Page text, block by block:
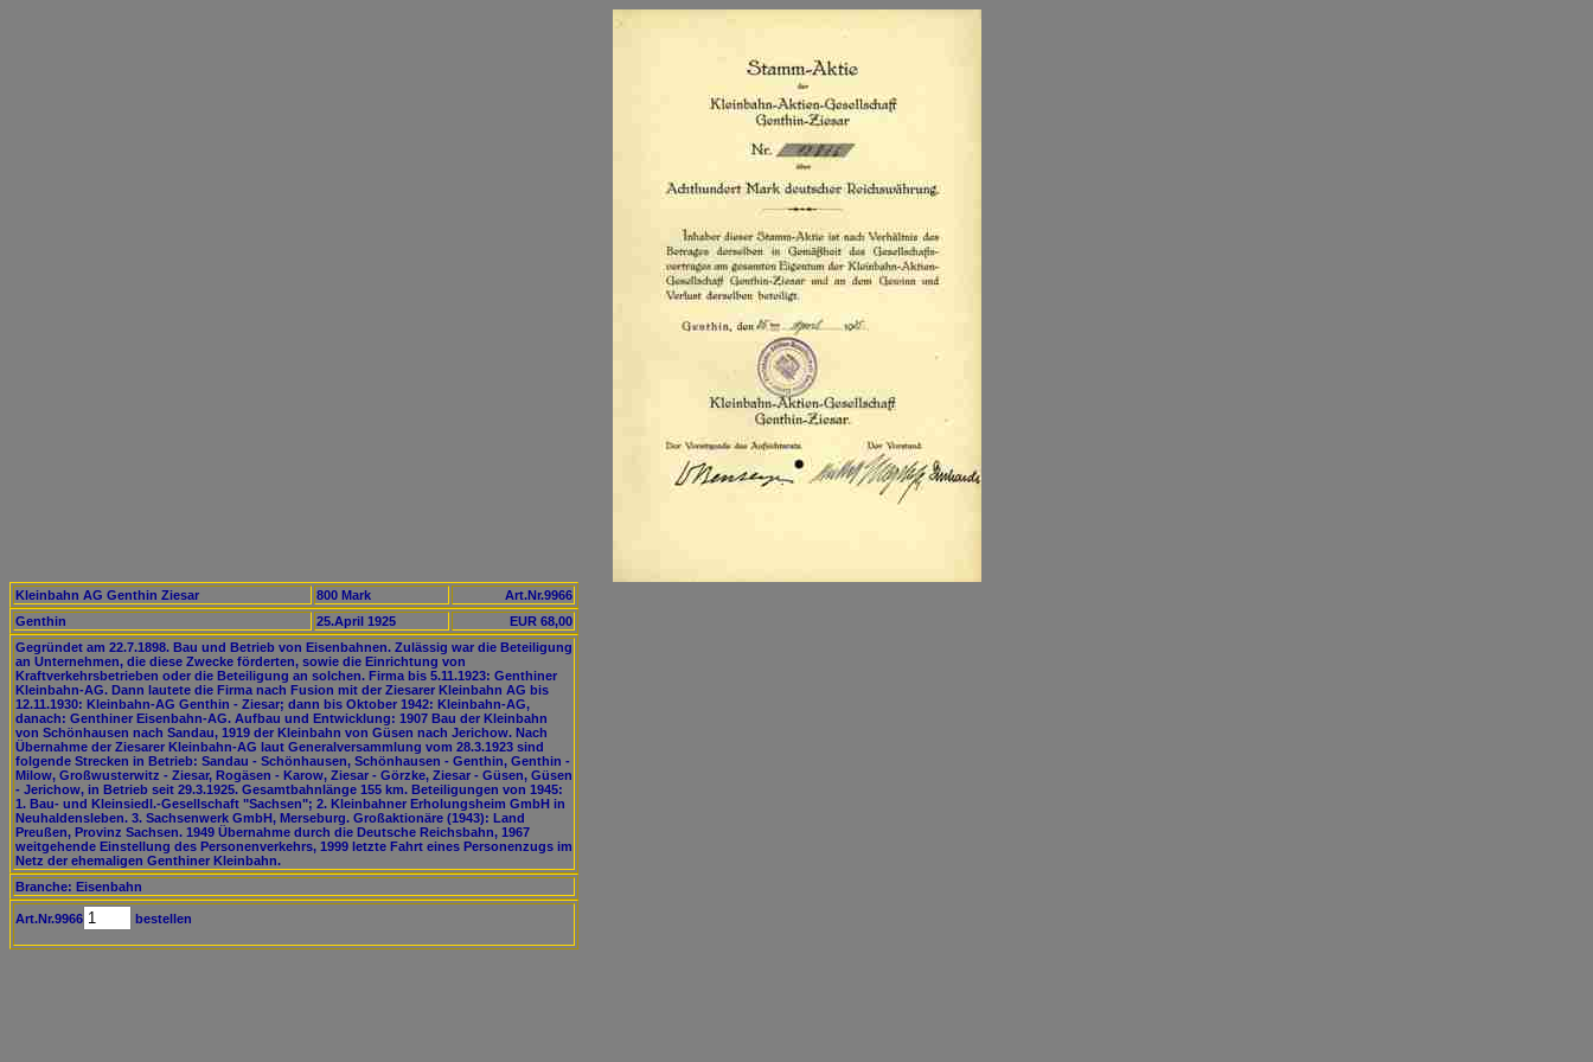
Kleinbahn AG Genthin Ziesar 800 Mark
Art.Nr.9966
Genthin
25.April 1925
EUR 68,00
Gegründet am 22.7.1898. Bau und Betrieb von Eisenbahnen. Zulässig war die Beteiligung
an Unternehmen, die diese Zwecke förderten, sowie die Einrichtung von
Kraftverkehrsbetrieben oder die Beteiligung an solchen. Firma bis 5.11.1923: Genthiner
Kleinbahn-AG. Dann lautete die Firma nach Fusion mit der Ziesarer Kleinbahn AG bis
12.11.1930: Kleinbahn-AG Genthin - Ziesar; dann bis Oktober 1942: Kleinbahn-AG,
danach: Genthiner Eisenbahn-AG. Aufbau und Entwicklung: 1907 Bau der Kleinbahn
von Schönhausen nach Sandau, 1919 der Kleinbahn von Güsen nach Jerichow. Nach
Übernahme der Ziesarer Kleinbahn-AG laut Generalversammlung vom 28.3.1923 sind
folgende Strecken in Betrieb: Sandau - Schönhausen, Schönhausen - Genthin, Genthin -
Milow, Großwusterwitz - Ziesar, Rogäsen - Karow, Ziesar - Görzke, Ziesar - Güsen, Güsen
- Jerichow, in Betrieb seit 29.3.1925. Gesamtbahnlänge 155 km. Beteiligungen von 1945:
1. Bau- und Kleinsiedl.-Gesellschaft "Sachsen"; 2. Kleinbahner Erholungsheim GmbH in
Neuhaldensleben. 3. Sachsenwerk GmbH, Merseburg. Großaktionäre (1943): Land
Preußen, Provinz Sachsen. 1949 Übernahme durch die Deutsche Reichsbahn, 1967
weitgehende Einstellung des Personenverkehrs, 1999 letzte Fahrt eines Personenzugs im
Netz der ehemaligen Genthiner Kleinbahn.
Branche: Eisenbahn
Art.Nr.9966 bestellen